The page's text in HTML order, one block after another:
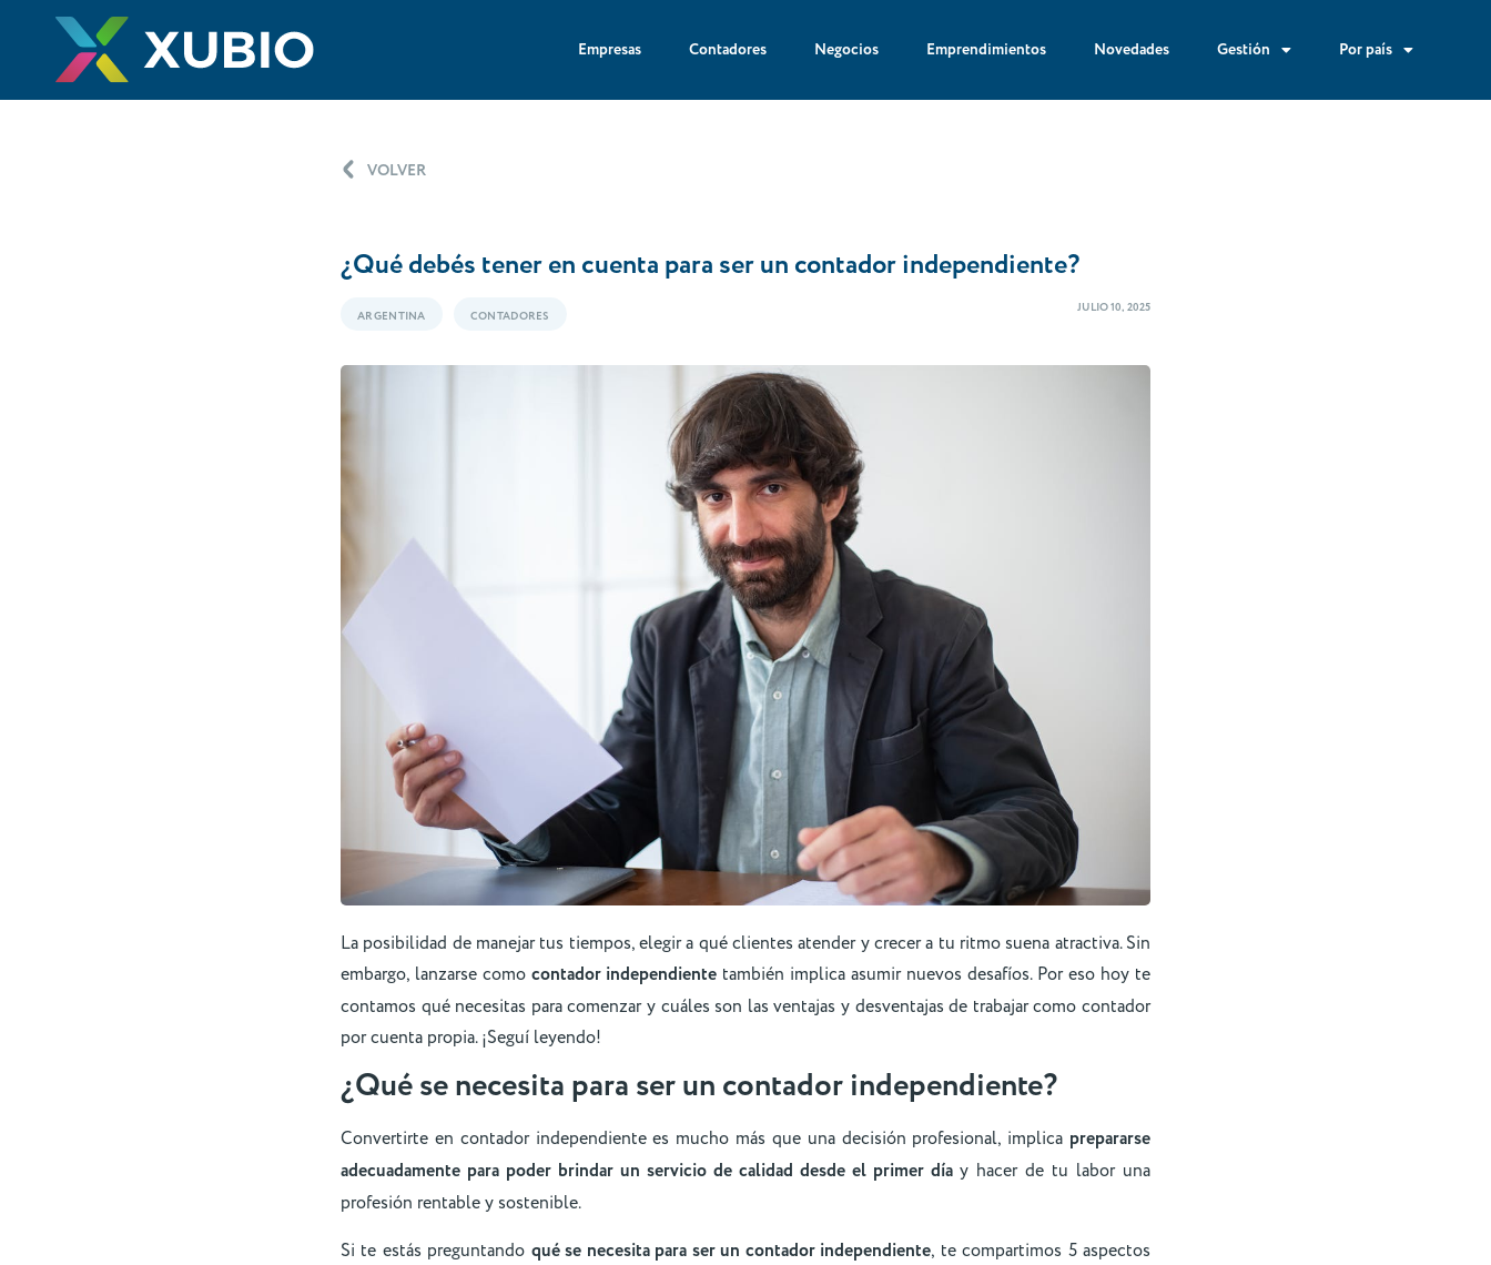
Empresas Contadores Negocios Emprendimientos Novedades Gestión Por país
VOLVER
¿Qué debés tener en cuenta para ser un contador independiente?
ARGENTINA CONTADORES
JULIO 10, 2025
La posibilidad de manejar tus tiempos, elegir a qué clientes atender y crecer a tu ritmo suena atractiva. Sin
embargo, lanzarse como contador independiente también implica asumir nuevos desafíos. Por eso hoy te
contamos qué necesitas para comenzar y cuáles son las ventajas y desventajas de trabajar como contador
por cuenta propia. ¡Seguí leyendo!
¿Qué se necesita para ser un contador independiente?
Convertirte en contador independiente es mucho más que una decisión profesional, implica prepararse
adecuadamente para poder brindar un servicio de calidad desde el primer día y hacer de tu labor una
profesión rentable y sostenible.
Si te estás preguntando qué se necesita para ser un contador independiente, te compartimos 5 aspectos